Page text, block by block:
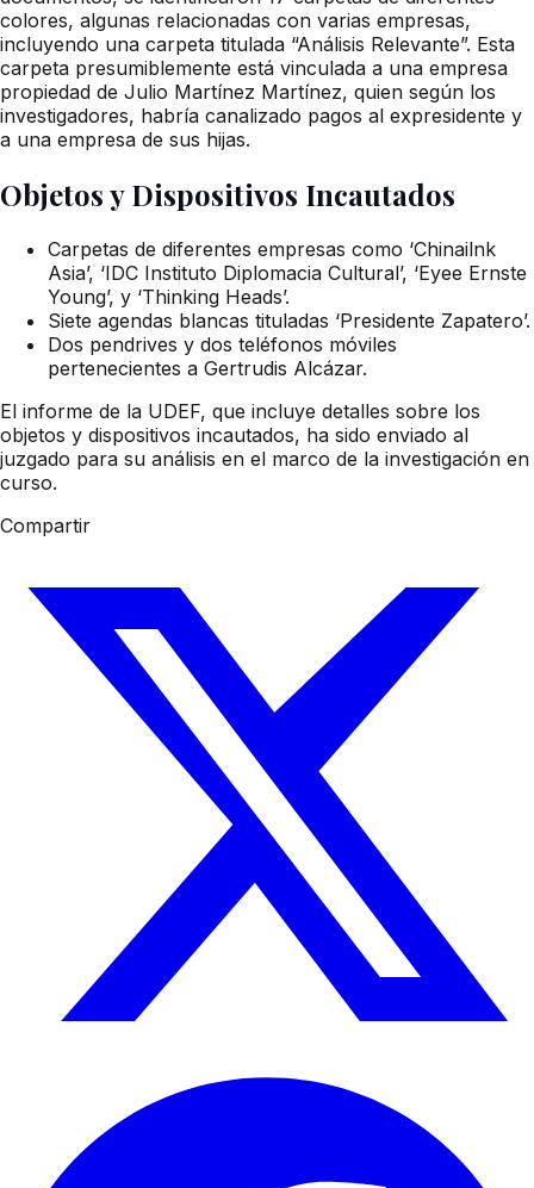
colores, algunas relacionadas con varias empresas,
incluyendo una carpeta titulada “Análisis Relevante”. Esta
carpeta presumiblemente está vinculada a una empresa
propiedad de Julio Martínez Martínez, quien según los
investigadores, habría canalizado pagos al expresidente y
a una empresa de sus hijas.
Objetos y Dispositivos Incautados
Carpetas de diferentes empresas como ‘Chinailnk
Asia’, ‘IDC Instituto Diplomacia Cultural’, ‘Eyee Ernste
Young’, y ‘Thinking Heads’.
Siete agendas blancas tituladas ‘Presidente Zapatero’.
Dos pendrives y dos teléfonos móviles
pertenecientes a Gertrudis Alcázar.
El informe de la UDEF, que incluye detalles sobre los
objetos y dispositivos incautados, ha sido enviado al
juzgado para su análisis en el marco de la investigación en
curso.
Compartir